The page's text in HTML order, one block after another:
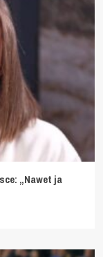
„Nawet ja